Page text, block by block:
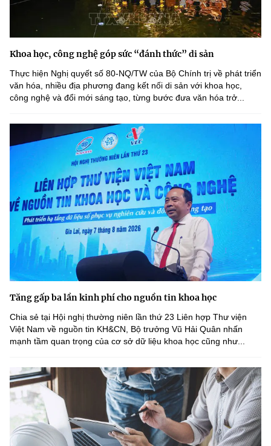
Khoa học, công nghệ góp sức “đánh thức” di sản
Thực hiện Nghị quyết số 80-NQ/TW của Bộ Chính trị về phát triển
văn hóa, nhiều địa phương đang kết nối di sản với khoa học,
công nghệ và đổi mới sáng tạo, từng bước đưa văn hóa trở...
Tăng gấp ba lần kinh phí cho nguồn tin khoa học
Chia sẻ tại Hội nghị thường niên lần thứ 23 Liên hợp Thư viện
Việt Nam về nguồn tin KH&CN, Bộ trưởng Vũ Hải Quân nhấn
mạnh tầm quan trọng của cơ sở dữ liệu khoa học cũng như...